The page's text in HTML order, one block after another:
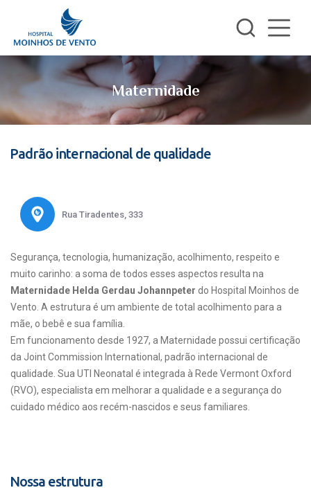
Maternidade
Padrão internacional de qualidade
Rua Tiradentes, 333
Segurança, tecnologia, humanização, acolhimento, respeito e
muito carinho: a soma de todos esses aspectos resulta na
Maternidade Helda Gerdau Johannpeter do Hospital Moinhos de
Vento. A estrutura é um ambiente de total acolhimento para a
mãe, o bebê e sua família.
Em funcionamento desde 1927, a Maternidade possui certificação
da Joint Commission International, padrão internacional de
qualidade. Sua UTI Neonatal é integrada à Rede Vermont Oxford
(RVO), especialista em melhorar a qualidade e a segurança do
cuidado médico aos recém-nascidos e seus familiares.
Nossa estrutura